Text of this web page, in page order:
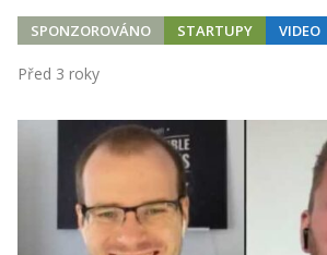
SPONZOROVÁNO STARTUPY VIDEO
Před 3 roky